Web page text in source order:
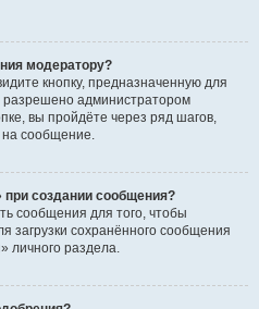
модератору?
кнопку, предназначенную для
разрешено администратором
вы пройдёте через ряд шагов,
сообщение.
при создании сообщения?
сообщения для того, чтобы
загрузки сохранённого сообщения
личного раздела.